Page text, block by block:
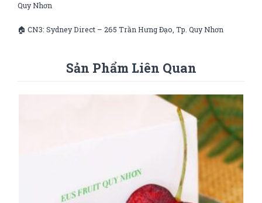
Quy Nhơn
🏠 CN3: Sydney Direct – 265 Trần Hưng Đạo, Tp. Quy Nhơn
Sản Phẩm Liên Quan